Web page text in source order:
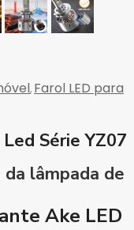
, Farol LED para
Série YZ07
lâmpada de
Ake LED